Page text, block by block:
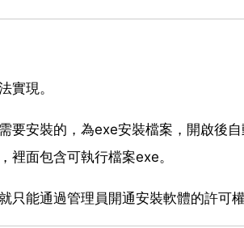
實現。
要安裝的，為exe安裝檔案，開啟後
裡面包含可執行檔案exe。
只能通過管理員開通安裝軟體的許可權